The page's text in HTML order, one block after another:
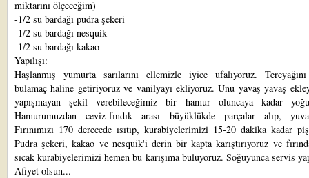
miktarını ölçeceğim)
-1/2 su bardağı pudra şekeri
-1/2 su bardağı nesquik
-1/2 su bardağı kakao
Yapılışı:
Haşlanmış yumurta sarılarını ellemizle iyice ufalıyoruz.
bulamaç haline getiriyoruz ve vanilyayı ekliyoruz. Unu yavaş yavaş
yapışmayan şekil verebileceğimiz bir hamur oluncaya kadar
Hamurumuzdan ceviz-fındık arası büyüklükde parçalar alıp,
Fırınımızı 170 derecede ısıtıp, kurabiyelerimizi 15-20 dakika kadar
Pudra şekeri, kakao ve nesquik'i derin bir kapta karıştırıyoruz ve
sıcak kurabiyelerimizi hemen bu karışıma buluyoruz. Soğuyunca servis
Afiyet olsun...